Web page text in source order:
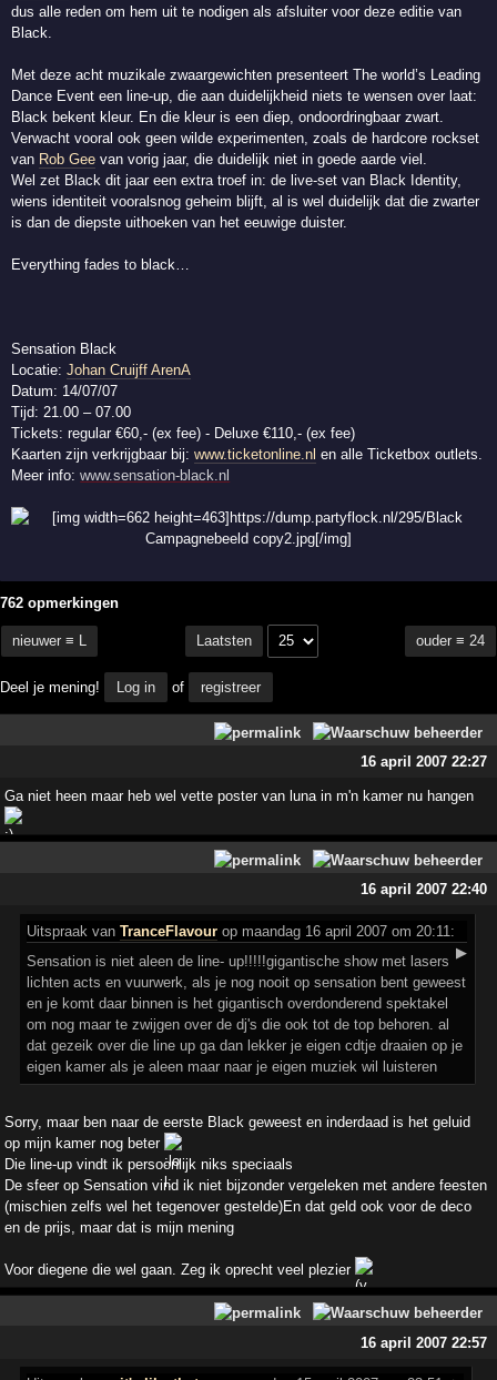
dus alle reden om hem uit te nodigen als afsluiter voor deze editie van
Black.
Met deze acht muzikale zwaargewichten presenteert The world’s Leading
Dance Event een line-up, die aan duidelijkheid niets te wensen over laat:
Black bekent kleur. En die kleur is een diep, ondoordringbaar zwart.
Verwacht vooral ook geen wilde experimenten, zoals de hardcore rockset
van Rob Gee van vorig jaar, die duidelijk niet in goede aarde viel.
Wel zet Black dit jaar een extra troef in: de live-set van Black Identity,
wiens identiteit vooralsnog geheim blijft, al is wel duidelijk dat die zwarter
is dan de diepste uithoeken van het eeuwige duister.
Everything fades to black…
Sensation Black
Locatie:Johan Cruijff ArenA
Datum: 14/07/07
Tijd: 21.00 – 07.00
Tickets: regular €60,- (ex fee) - Deluxe €110,- (ex fee)
Kaarten zijn verkrijgbaar bij:www.ticketonline.nl en alle Ticketbox outlets.
Meer info:www.sensation-black.nl
762 opmerkingen
nieuwer ≡ L Laatsten ouder ≡ 24
Deel je mening! Log in of registreer
16 april 2007 22:27
Ga niet heen maar heb wel vette poster van luna in m'n kamer nu hangen
16 april 2007 22:40
Uitspraak vanTranceFlavour op maandag 16 april 2007 om 20:11:
▶
Sensation is niet aleen de line- up!!!!!gigantische show met lasers
lichten acts en vuurwerk, als je nog nooit op sensation bent geweest
en je komt daar binnen is het gigantisch overdonderend spektakel
om nog maar te zwijgen over de dj's die ook tot de top behoren. al
dat gezeik over die line up ga dan lekker je eigen cdtje draaien op je
eigen kamer als je aleen maar naar je eigen muziek wil luisteren
Sorry, maar ben naar de eerste Black geweest en inderdaad is het geluid
op mijn kamer nog beter
Die line-up vindt ik persoonlijk niks speciaals
De sfeer op Sensation vind ik niet bijzonder vergeleken met andere feesten
(mischien zelfs wel het tegenover gestelde)En dat geld ook voor de deco
en de prijs, maar dat is mijn mening
Voor diegene die wel gaan. Zeg ik oprecht veel plezier
16 april 2007 22:57